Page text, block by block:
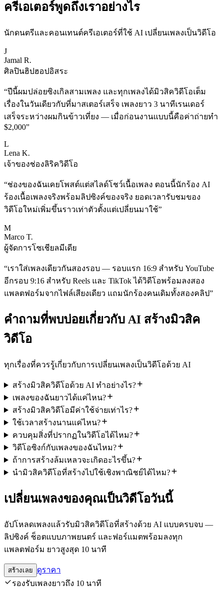
ครีเอเตอร์พูดถึงเราอย่างไร
นักดนตรีและคอนเทนต์ครีเอเตอร์ที่ใช้ AI เปลี่ยนเพลงเป็นวิดีโอ
J
Jamal R.
ศิลปินฮิปฮอปอิสระ
“ปีนี้ผมปล่อยซิงเกิลสามเพลง และทุกเพลงได้มิวสิควิดีโอเต็ม
เรื่องในวันเดียวกับที่มาสเตอร์เสร็จ เพลงยาว 3 นาทีเรนเดอร์
เสร็จระหว่างผมกินข้าวเที่ยง — เมื่อก่อนงานแบบนี้คือค่าถ่ายทำ
$2,000”
L
Lena K.
เจ้าของช่องลิริควิดีโอ
“ช่องของฉันเคยโพสต์แต่สไลด์โชว์เนื้อเพลง ตอนนี้นักร้อง AI
ร้องเนื้อเพลงจริงพร้อมลิปซิงค์ของจริง ยอดเวลารับชมของ
วิดีโอใหม่เพิ่มขึ้นราวเท่าตัวตั้งแต่เปลี่ยนมาใช้”
M
Marco T.
ผู้จัดการโซเชียลมีเดีย
“เราใส่เพลงเดียวกันสองรอบ — รอบแรก 16:9 สำหรับ YouTube
อีกรอบ 9:16 สำหรับ Reels และ TikTok ได้วิดีโอพร้อมลงสอง
แพลตฟอร์มจากไฟล์เสียงเดียว แถมนักร้องคนเดิมทั้งสองคลิป”
คำถามที่พบบ่อยเกี่ยวกับ AI สร้างมิวสิค
วิดีโอ
ทุกเรื่องที่ควรรู้เกี่ยวกับการเปลี่ยนเพลงเป็นวิดีโอด้วย AI
สร้างมิวสิควิดีโอด้วย AI ทำอย่างไร?
เพลงของฉันยาวได้แค่ไหน?
สร้างมิวสิควิดีโอมีค่าใช้จ่ายเท่าไร?
ใช้เวลาสร้างนานแค่ไหน?
ควบคุมสิ่งที่ปรากฏในวิดีโอได้ไหม?
วิดีโอซิงก์กับเพลงของฉันไหม?
ถ้าการสร้างล้มเหลวจะเกิดอะไรขึ้น?
นำมิวสิควิดีโอที่สร้างไปใช้เชิงพาณิชย์ได้ไหม?
เปลี่ยนเพลงของคุณเป็นวิดีโอวันนี้
อัปโหลดเพลงแล้วรับมิวสิควิดีโอที่สร้างด้วย AI แบบครบจบ —
ลิปซิงค์ ช็อตแบบภาพยนตร์ และฟอร์แมตพร้อมลงทุก
แพลตฟอร์ม ยาวสูงสุด 10 นาที
สร้างเลย
ดูราคา
รองรับเพลงยาวถึง 10 นาที